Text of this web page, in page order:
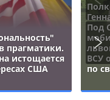
прагматики.
истощается
США
Под
ВСУ
по